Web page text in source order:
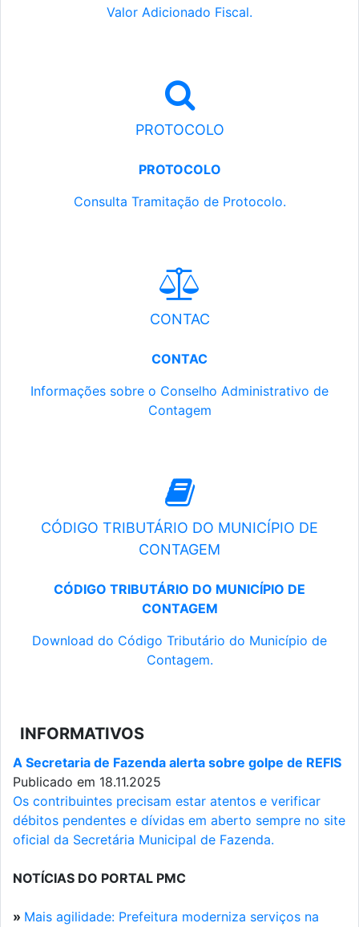
Valor Adicionado Fiscal.
PROTOCOLO
PROTOCOLO
Consulta Tramitação de Protocolo.
CONTAC
CONTAC
Informações sobre o Conselho Administrativo de
Contagem
CÓDIGO TRIBUTÁRIO DO MUNICÍPIO DE
CONTAGEM
CÓDIGO TRIBUTÁRIO DO MUNICÍPIO DE
CONTAGEM
Download do Código Tributário do Município de
Contagem.
INFORMATIVOS
A Secretaria de Fazenda alerta sobre golpe de REFIS
Publicado em 18.11.2025
Os contribuintes precisam estar atentos e verificar
débitos pendentes e dívidas em aberto sempre no site
oficial da Secretária Municipal de Fazenda.
NOTÍCIAS DO PORTAL PMC
» Mais agilidade: Prefeitura moderniza serviços na